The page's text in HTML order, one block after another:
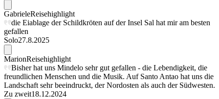
GabrieleReisehighlight
die Eiablage der Schildkröten auf der Insel Sal hat mir am besten
gefallen
Solo27.8.2025
MarionReisehighlight
Bisher hat uns Mindelo sehr gut gefallen - die Lebendigkeit, die
freundlichen Menschen und die Musik. Auf Santo Antao hat uns die
Landschaft sehr beeindruckt, der Nordosten als auch der Südwesten.
Zu zweit18.12.2024